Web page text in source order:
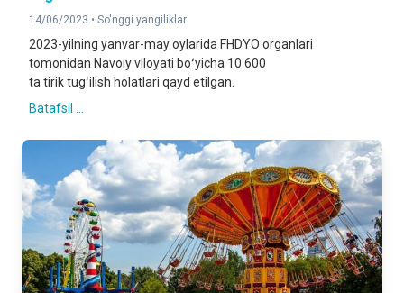
14/06/2023 • So'nggi yangiliklar
2023-yilning yanvar-may oylarida FHDYO organlari
tomonidan Navoiy viloyati boʻyicha 10 600
ta tirik tugʻilish holatlari qayd etilgan.
Batafsil ...